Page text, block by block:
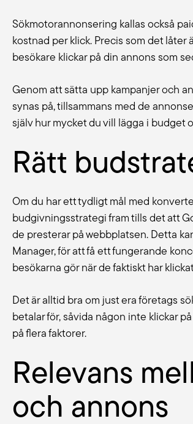
Sökmotorannonsering kallas också
kostnad per klick. Precis som det låter
besökare klickar på din annons som
Genom att sätta upp kampanjer och
synas på, tillsammans med de
själv hur mycket du vill lägga i budget
Rätt
Om du har ett tydligt mål med
budgivningsstrategi fram tills det att
de presterar på webbplatsen. Detta
Manager, för att få ett fungerande
besökarna gör när de faktiskt har
Det är alltid bra om just era företags
betalar för, såvida någon inte klickar
på flera faktorer.
Relevans
och annons